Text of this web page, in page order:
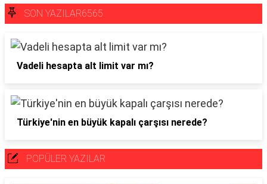
SON YAZILAR6565
Vadeli hesapta alt limit var mı?
Türkiye'nin en büyük kapalı çarşısı nerede?
POPÜLER YAZILAR